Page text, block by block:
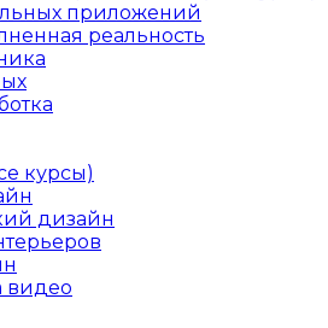
приложений
реальность
курсы)
дизайн
видео